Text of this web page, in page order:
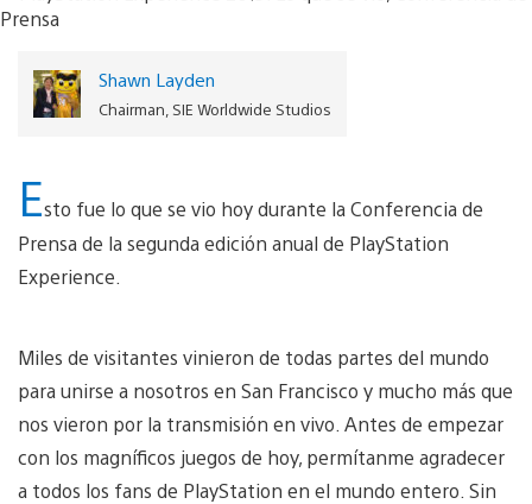
Shawn Layden
Chairman, SIE Worldwide Studios
Esto fue lo que se vio hoy durante la Conferencia de
Prensa de la segunda edición anual de PlayStation
Experience.
Miles de visitantes vinieron de todas partes del mundo
para unirse a nosotros en San Francisco y mucho más que
nos vieron por la transmisión en vivo. Antes de empezar
con los magníficos juegos de hoy, permítanme agradecer
a todos los fans de PlayStation en el mundo entero. Sin